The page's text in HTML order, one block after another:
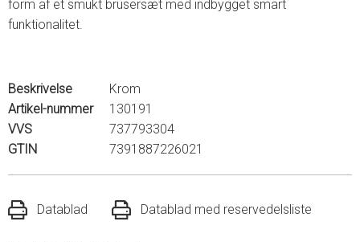
form af et smukt brusersæt med indbygget smart
funktionalitet.
Beskrivelse
Krom
Artikel-nummer
130191
VVS
737793304
GTIN
7391887226021
Datablad Datablad med reservedelsliste